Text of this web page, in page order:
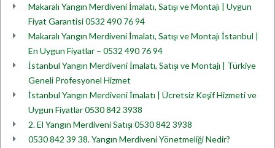
Makaralı Yangın Merdiveni İmalatı, Satışı ve Montajı | Uygun
Fiyat Garantisi 0532 490 76 94
Makaralı Yangın Merdiveni İmalatı, Satışı ve Montajı İstanbul |
En Uygun Fiyatlar – 0532 490 76 94
İstanbul Yangın Merdiveni İmalatı, Satışı ve Montajı | Türkiye
Geneli Profesyonel Hizmet
İstanbul Yangın Merdiveni İmalatı | Ücretsiz Keşif Hizmeti ve
Uygun Fiyatlar 0530 842 3938
2. El Yangın Merdiveni Satışı 0530 842 3938
0530 842 39 38. Yangın Merdiveni Yönetmeliği Nedir?